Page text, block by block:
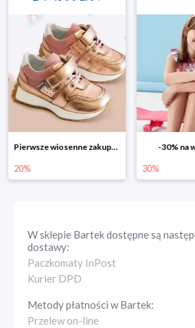
Pierwsze wiosenne zakupy -20%
20%
-30% na
30%
W sklepie Bartekdostępne są
dostawy:
Paczkomaty InPost
Kurier DPD
Metody płatności wBartek:
Przelew on-line